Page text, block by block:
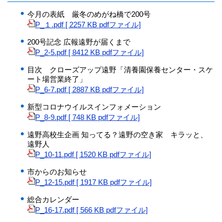
今月の表紙 厳冬のめがね橋で200号
P_１.pdf [ 2257 KB pdfファイル]
200号記念 広報遠野が届くまで
P_2-5.pdf [ 8412 KB pdfファイル]
目次 クローズアップ遠野「清養園保養センター・スケ
ート場営業終了」
P_6-7.pdf [ 2887 KB pdfファイル]
新型コロナウイルスインフォメーション
P_8-9.pdf [ 748 KB pdfファイル]
遠野高校生企画 知ってる？遠野の空き家 キラッと、
遠野人
P_10-11.pdf [ 1520 KB pdfファイル]
市からのお知らせ
P_12-15.pdf [ 1917 KB pdfファイル]
総合カレンダー
P_16-17.pdf [ 566 KB pdfファイル]